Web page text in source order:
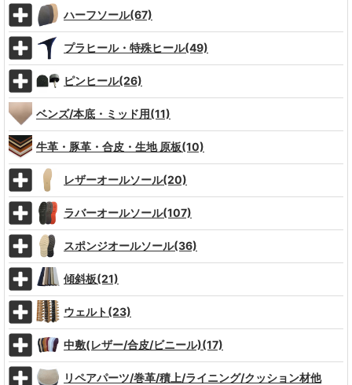
ハーフソール(67)
プラヒール・特殊ヒール(49)
ピンヒール(26)
ベンズ/本底・ミッド用(11)
牛革・豚革・合皮・生地 原板(10)
レザーオールソール(20)
ラバーオールソール(107)
スポンジオールソール(36)
傾斜板(21)
ウェルト(23)
中敷(レザー/合皮/ビニール)(17)
リペアパーツ/巻革/積上/ライニング/クッション材他